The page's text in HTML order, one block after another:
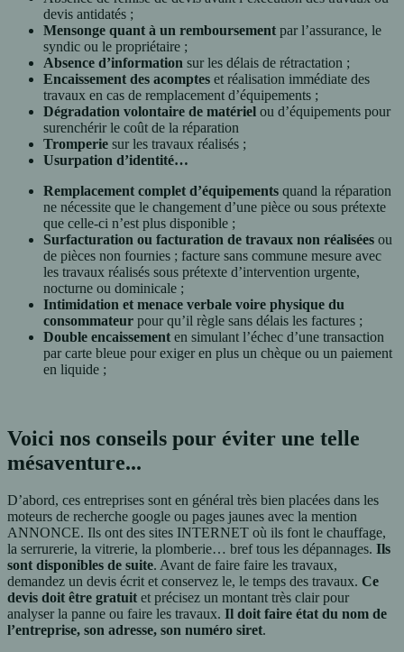
devis antidatés ;
Mensonge quant à un remboursement par l’assurance, le
syndic ou le propriétaire ;
Absence d’information sur les délais de rétractation ;
Encaissement des acomptes et réalisation immédiate des
travaux en cas de remplacement d’équipements ;
Dégradation volontaire de matériel ou d’équipements pour
surenchérir le coût de la réparation
Tromperie sur les travaux réalisés ;
Usurpation d’identité…
Remplacement complet d’équipements quand la réparation
ne nécessite que le changement d’une pièce ou sous prétexte
que celle-ci n’est plus disponible ;
Surfacturation ou facturation de travaux non réalisées ou
de pièces non fournies ; facture sans commune mesure avec
les travaux réalisés sous prétexte d’intervention urgente,
nocturne ou dominicale ;
Intimidation et menace verbale voire physique du
consommateur pour qu’il règle sans délais les factures ;
Double encaissement en simulant l’échec d’une transaction
par carte bleue pour exiger en plus un chèque ou un paiement
en liquide ;
Voici nos conseils pour éviter une telle
mésaventure...
D’abord, ces entreprises sont en général très bien placées dans les
moteurs de recherche google ou pages jaunes avec la mention
ANNONCE. Ils ont des sites INTERNET où ils font le chauffage,
la serrurerie, la vitrerie, la plomberie… bref tous les dépannages. Ils
sont disponibles de suite. Avant de faire faire les travaux,
demandez un devis écrit et conservez le, le temps des travaux. Ce
devis doit être gratuit et précisez un montant très clair pour
analyser la panne ou faire les travaux. Il doit faire état du nom de
l’entreprise, son adresse, son numéro siret.